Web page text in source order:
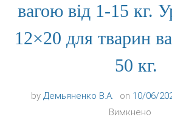
вагою від 1-15 кг.
12×20 для тварин
50 кг.
by Демьяненко В.А. on 10/06/
Вимкнено